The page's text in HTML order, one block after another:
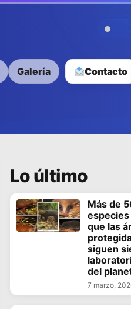
Galería Contacto
Lo último
Más de
que las
siguen
del
7 marzo,